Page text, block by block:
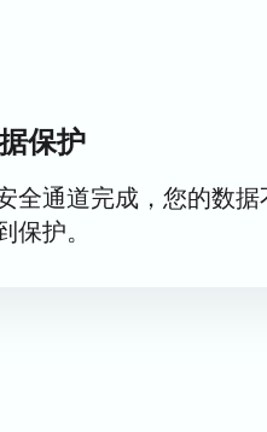
保护
全通道完成，您的数据
护。